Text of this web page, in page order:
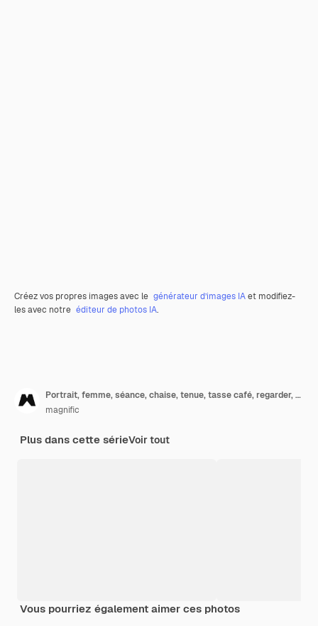
Créez vos propres images avec le générateur d’images IAet modifiez-
les avec notre éditeur de photos IA.
Portrait, femme, séance, chaise, tenue, tasse café, regarder, elle, collègue
magnific
Plus dans cette sérieVoir tout
Vous pourriez également aimer ces photos